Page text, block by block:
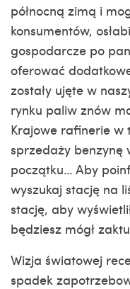
północną zimą i
konsumentów,
gospodarcze po
oferować
zostały ujęte w
rynku paliw znów
Krajowe rafinerie w
sprzedaży benzynę
początku… Aby
wyszukaj stację na
stację, aby
będziesz mógł
Wizja światowej
spadek